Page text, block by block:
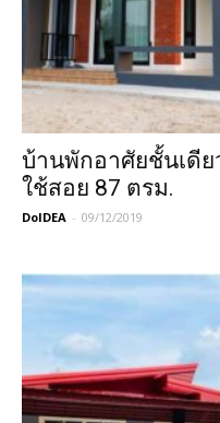
บ้านพักอาศัยชั้นเดี
ใช้สอย 87 ตรม.
DoIDEA - 09/12/2019